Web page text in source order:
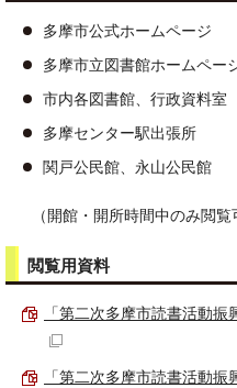
多摩市公式ホームページ
多摩市立図書館ホームペー
市内各図書館、行政資料室
多摩センター駅出張所
関戸公民館、永山公民館
（開館・開所時間中のみ閲覧
閲覧用資料
「第二次多摩市読書活動振
「第二次多摩市読書活動振